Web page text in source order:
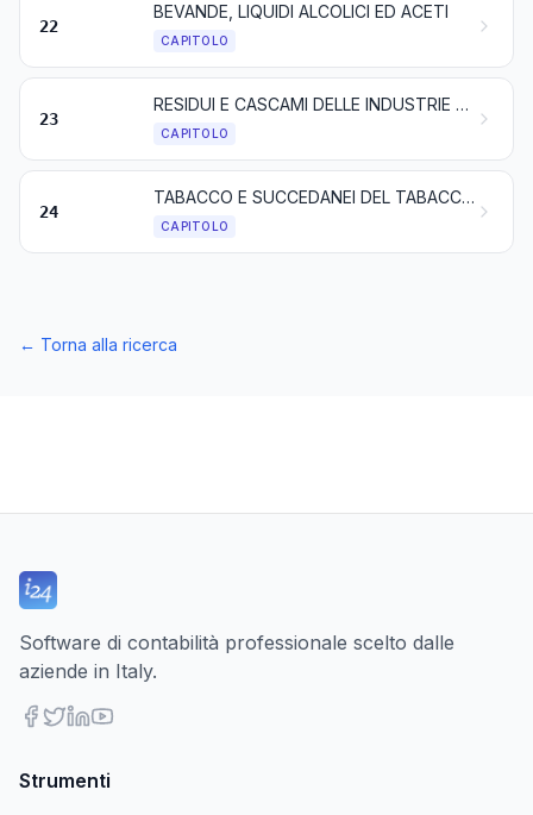
22
BEVANDE, LIQUIDI ALCOLICI ED ACETI
CAPITOLO
23
RESIDUI E CASCAMI DELLE INDUSTRIE ALIMENTARI; ALIMENTI PREPARATI PER GLI ANIMALI
CAPITOLO
24
TABACCO E SUCCEDANEI DEL TABACCO LAVORATI; PRODOTTI, ANCHE CONTENENTI NICOTINA, DESTINATI ALL'INALAZIONE SENZA COMBUSTIONE; ALTRI PRODOTTI CONTENENTI NICOTINA DESTINATI ALL'ASSUNZIONE DI NICOTINA NEL CORPO UMANO
CAPITOLO
← Torna alla ricerca
Software di contabilità professionale scelto dalle
aziende in Italy.
Strumenti